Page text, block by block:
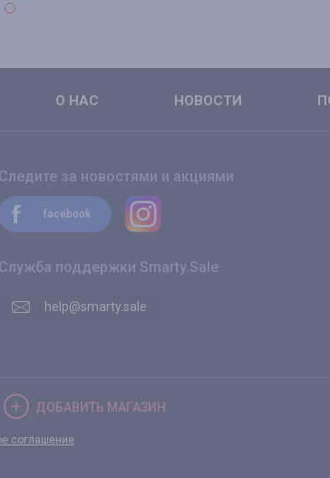
О НАС НОВОСТИ
Следите за новостями и акциями
facebook
Служба поддержки Smarty.Sale
help@smarty.sale
ДОБАВИТЬ МАГАЗИН
соглашение